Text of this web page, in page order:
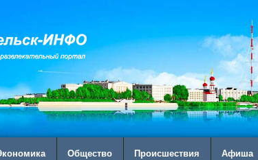
Общество Происшествия Афиша